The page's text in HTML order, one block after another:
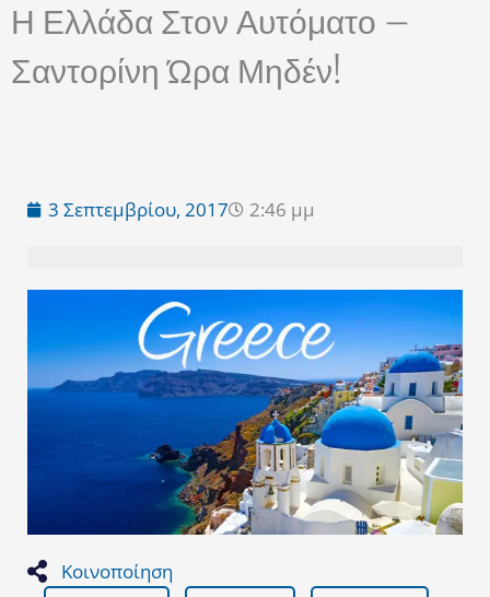
Η Ελλάδα Στον Αυτόματο –
Σαντορίνη Ώρα Μηδέν!
3 Σεπτεμβρίου, 2017 2:46 μμ
Κοινοποίηση